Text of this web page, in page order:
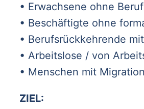
• Erwachsene ohne
• Beschäftigte ohne
• Berufsrückkehrende
• Arbeitslose / von
• Menschen mit
ZIEL: